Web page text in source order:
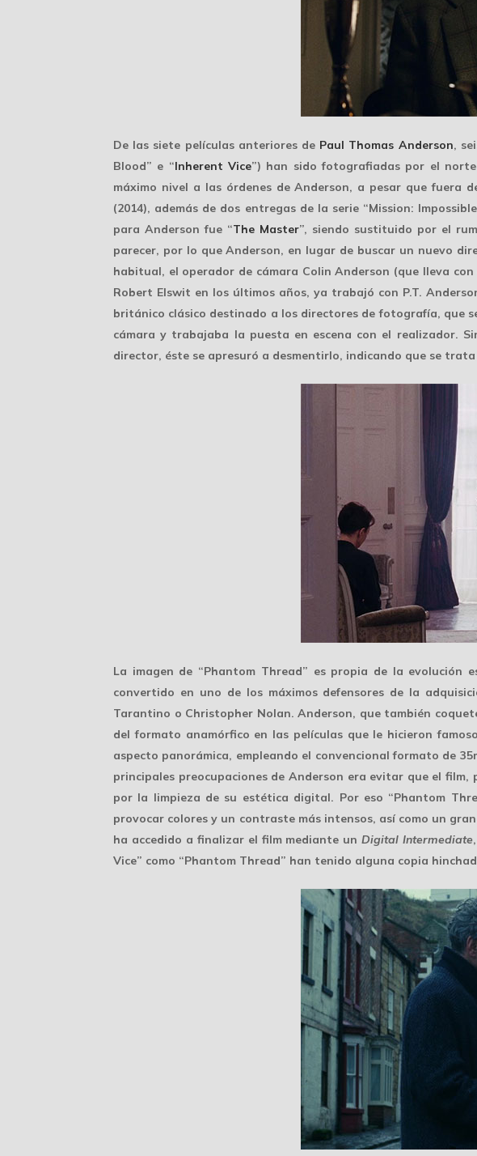
De las siete películas anteriores de Paul Thomas Anderson,
Blood” e “Inherent Vice”) han sido fotografiadas por el
máximo nivel a las órdenes de Anderson, a pesar que fuera
(2014), además de dos entregas de la serie “Mission:
para Anderson fue “The Master”, siendo sustituido por el
parecer, por lo que Anderson, en lugar de buscar un nuevo
habitual, el operador de cámara Colin Anderson (que lleva
Robert Elswit en los últimos años, ya trabajó con P.T.
británico clásico destinado a los directores de fotografía, que
cámara y trabajaba la puesta en escena con el realizador.
director, éste se apresuró a desmentirlo, indicando que se
La imagen de “Phantom Thread” es propia de la evolución
convertido en uno de los máximos defensores de la
Tarantino o Christopher Nolan. Anderson, que también
del formato anamórfico en las películas que le hicieron
aspecto panorámica, empleando el convencional formato de
principales preocupaciones de Anderson era evitar que el
por la limpieza de su estética digital. Por eso “Phantom
provocar colores y un contraste más intensos, así como un
ha accedido a finalizar el film mediante unDigital Intermediate
Vice” como “Phantom Thread” han tenido alguna copia